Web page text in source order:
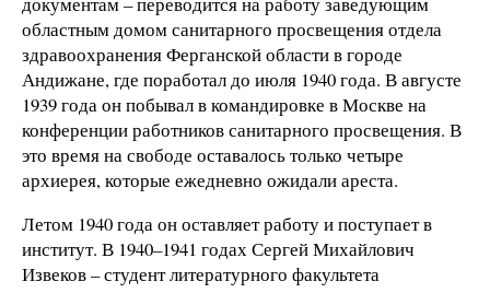
областным домом санитарного просвещения отдела
здравоохранения Ферганской области в городе
Андижане, где поработал до июля 1940 года. В августе
1939 года он побывал в командировке в Москве на
конференции работников санитарного просвещения. В
это время на свободе оставалось только четыре
архиерея, которые ежедневно ожидали ареста.
Летом 1940 года он оставляет работу и поступает в
институт. В 1940–1941 годах Сергей Михайлович
Извеков – студент литературного факультета